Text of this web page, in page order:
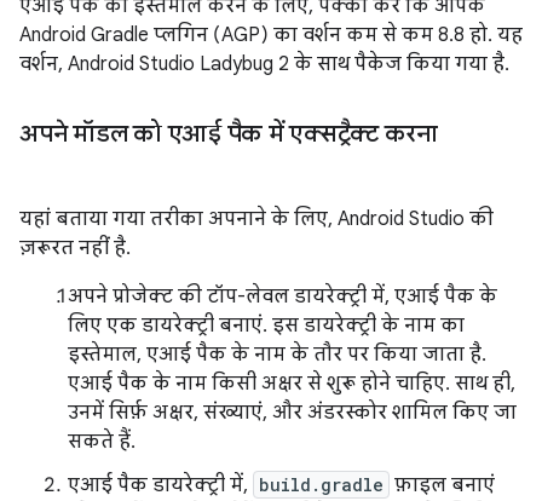
एआई पैक का इस्तेमाल करने के लिए, पक्का करें कि आपके
Android Gradle प्लगिन (AGP) का वर्शन कम से कम 8.8 हो. यह
वर्शन, Android Studio Ladybug 2 के साथ पैकेज किया गया है.
अपने मॉडल को एआई पैक में एक्सट्रैक्ट करना
यहां बताया गया तरीका अपनाने के लिए, Android Studio की
ज़रूरत नहीं है.
अपने प्रोजेक्ट की टॉप-लेवल डायरेक्ट्री में, एआई पैक के
लिए एक डायरेक्ट्री बनाएं. इस डायरेक्ट्री के नाम का
इस्तेमाल, एआई पैक के नाम के तौर पर किया जाता है.
एआई पैक के नाम किसी अक्षर से शुरू होने चाहिए. साथ ही,
उनमें सिर्फ़ अक्षर, संख्याएं, और अंडरस्कोर शामिल किए जा
सकते हैं.
एआई पैक डायरेक्ट्री में, build.gradle फ़ाइल बनाएं